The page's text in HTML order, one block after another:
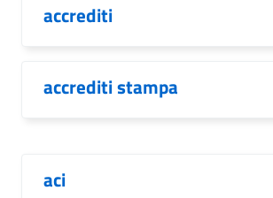
accrediti
accrediti stampa
aci